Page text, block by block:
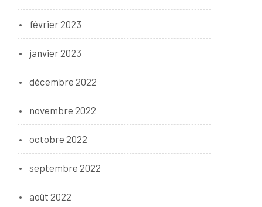
février 2023
janvier 2023
décembre 2022
novembre 2022
octobre 2022
septembre 2022
août 2022